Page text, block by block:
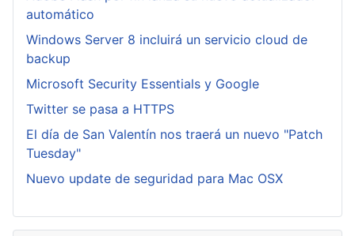
automático
Windows Server 8 incluirá un servicio cloud de
backup
Microsoft Security Essentials y Google
Twitter se pasa a HTTPS
El día de San Valentín nos traerá un nuevo "Patch
Tuesday"
Nuevo update de seguridad para Mac OSX